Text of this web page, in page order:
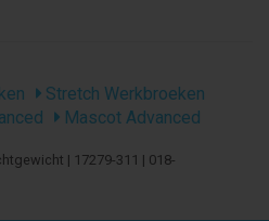
Stretch Werkbroeken
Mascot Advanced
| 17279-311 | 018-